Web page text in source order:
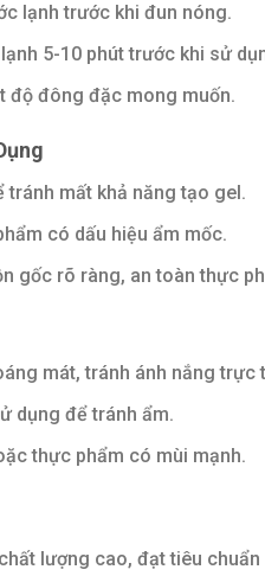
lạnh trước khi đun nóng.
5-10 phút trước khi sử
độ đông đặc mong muốn.
tránh mất khả năng tạo gel.
có dấu hiệu ẩm mốc.
gốc rõ ràng, an toàn thực
mát, tránh ánh nắng trực
dụng để tránh ẩm.
thực phẩm có mùi mạnh.
lượng cao, đạt tiêu